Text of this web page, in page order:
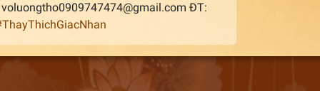
voluongtho0909747474@gmail.com ĐT: